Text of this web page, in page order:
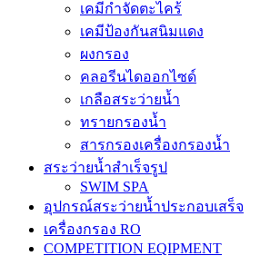
เคมีกำจัดตะไคร้
เคมีป้องกันสนิมแดง
ผงกรอง
คลอรีนไดออกไซด์
เกลือสระว่ายน้ำ
ทรายกรองน้ำ
สารกรองเครื่องกรองน้ำ
สระว่ายน้ำสำเร็จรูป
SWIM SPA
อุปกรณ์สระว่ายน้ำประกอบเสร็จ
เครื่องกรอง RO
COMPETITION EQIPMENT